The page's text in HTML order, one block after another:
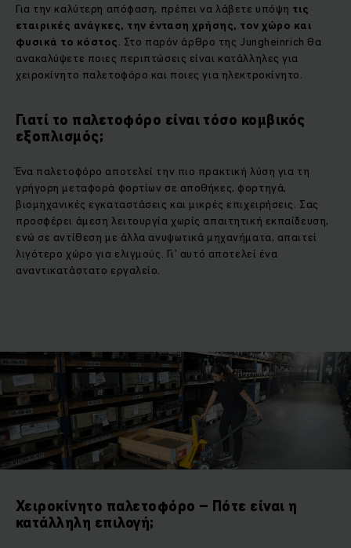
Για την καλύτερη απόφαση, πρέπει να λάβετε υπόψη τις
εταιρικές ανάγκες, την ένταση χρήσης, τον χώρο και
φυσικά το κόστος. Στο παρόν άρθρο της Jungheinrich θα
ανακαλύψετε ποιες περιπτώσεις είναι κατάλληλες για
χειροκίνητο παλετοφόρο και ποιες για ηλεκτροκίνητο.
Γιατί το παλετοφόρο είναι τόσο κομβικός
εξοπλισμός;
Ένα παλετοφόρο αποτελεί την πιο πρακτική λύση για τη
γρήγορη μεταφορά φορτίων σε αποθήκες, φορτηγά,
βιομηχανικές εγκαταστάσεις και μικρές επιχειρήσεις. Σας
προσφέρει άμεση λειτουργία χωρίς απαιτητική εκπαίδευση,
ενώ σε αντίθεση με άλλα ανυψωτικά μηχανήματα, απαιτεί
λιγότερο χώρο για ελιγμούς. Γι’ αυτό αποτελεί ένα
αναντικατάστατο εργαλείο.
Χειροκίνητο παλετοφόρο – Πότε είναι η
κατάλληλη επιλογή;